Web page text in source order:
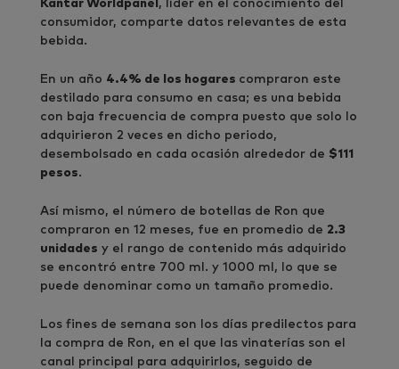
Kantar Worldpanel , líder en el conocimiento del
consumidor, comparte datos relevantes de esta
bebida.
En un año 4.4% de los hogares compraron este
destilado para consumo en casa; es una bebida
con baja frecuencia de compra puesto que solo lo
adquirieron 2 veces en dicho periodo,
desembolsado en cada ocasión alrededor de $111
pesos.
Así mismo, el número de botellas de Ron que
compraron en 12 meses, fue en promedio de 2.3
unidades y el rango de contenido más adquirido
se encontró entre 700 ml. y 1000 ml, lo que se
puede denominar como un tamaño promedio.
Los fines de semana son los días predilectos para
la compra de Ron, en el que las vinaterías son el
canal principal para adquirirlos, seguido de